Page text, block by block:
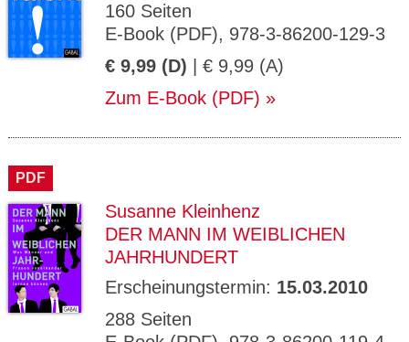
160 Seiten
E-Book (PDF), 978-3-86200-129-3
€ 9,99 (D) | € 9,99 (A)
Zum E-Book (PDF)
PDF
Susanne Kleinhenz
DER MANN IM WEIBLICHEN
JAHRHUNDERT
Erscheinungstermin: 15.03.2010
288 Seiten